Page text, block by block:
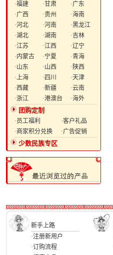
·福建
·甘肃
·广东
·广西
·贵州
·海南
·河北
·河南
·黑龙江
·湖北
·湖南
·吉林
·江苏
·江西
·辽宁
·内蒙古
·宁夏
·青海
·山东
·山西
·陕西
·上海
·四川
·天津
·西藏
·新疆
·云南
·浙江
·港澳台 ·海外
团购定制
·员工福利
·客户礼品
·商家积分兑换
·广告促销
少数民族专区
新手上路
·注册新用户
·订购流程